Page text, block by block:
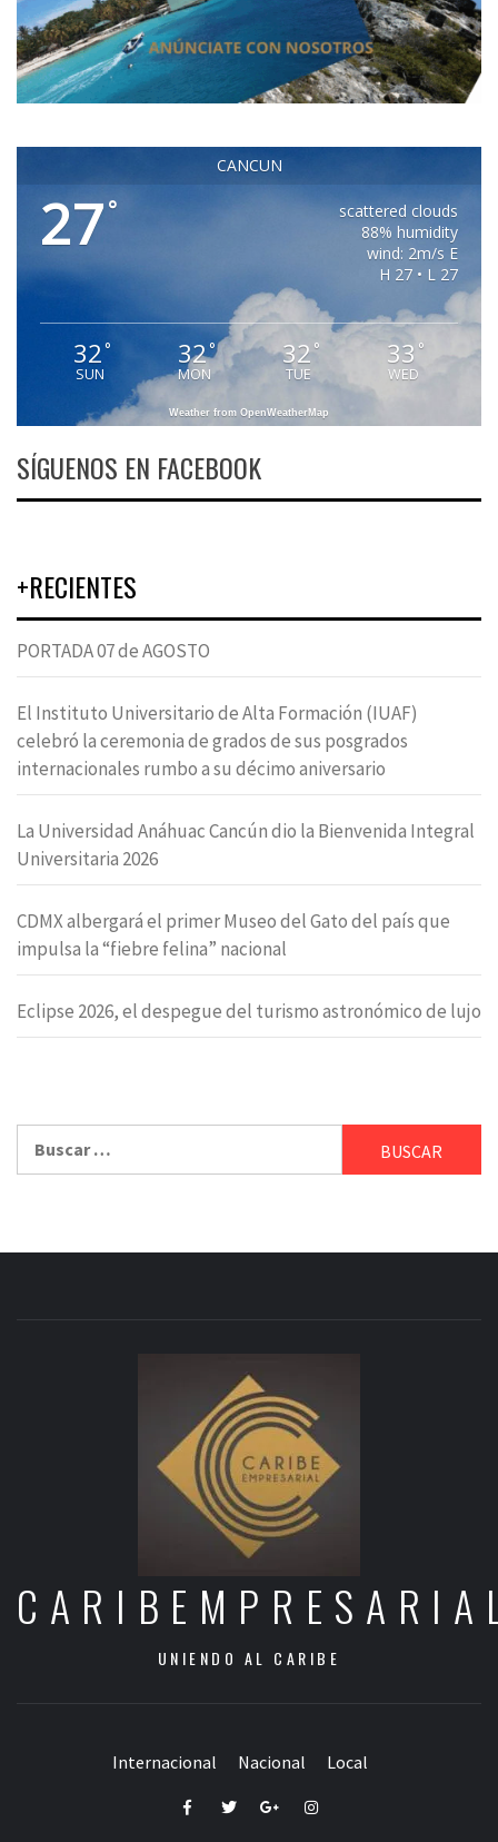
CANCUN
27°
scattered clouds
88% humidity
wind: 2m/s E
H 27 • L 27
32°
SUN
32°
MON
32 °
TUE
33 °
WED
Weather from OpenWeatherMap
SÍGUENOS EN FACEBOOK
+RECIENTES
PORTADA 07 de AGOSTO
El Instituto Universitario de Alta Formación (IUAF)
celebró la ceremonia de grados de sus posgrados
internacionales rumbo a su décimo aniversario
La Universidad Anáhuac Cancún dio la Bienvenida Integral
Universitaria 2026
CDMX albergará el primer Museo del Gato del país que
impulsa la “fiebre felina” nacional
Eclipse 2026, el despegue del turismo astronómico de lujo
UNIENDO AL CARIBE
Internacional Nacional Local
FacebookTwitterGoogle+Instagram